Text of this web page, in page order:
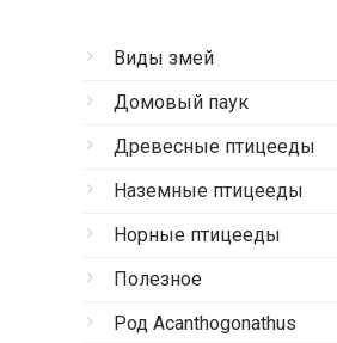
Виды змей
Домовый паук
Древесные птицееды
Наземные птицееды
Норные птицееды
Полезное
Род Acanthogonathus